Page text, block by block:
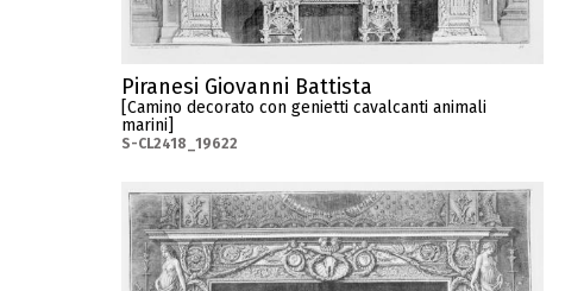
Piranesi Giovanni Battista
[Camino decorato con genietti cavalcanti animali
marini]
S-CL2418_19622